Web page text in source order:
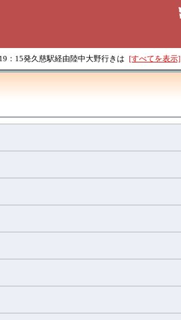
：15発久慈駅経由陸中大野行きは [すべてを表示]